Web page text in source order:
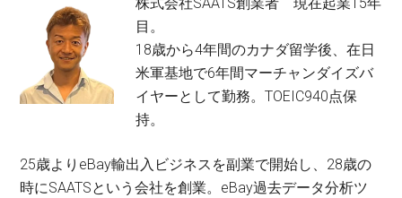
目。
18歳から4年間のカナダ留学後、在日
米軍基地で6年間マーチャンダイズバ
イヤーとして勤務。TOEIC940点保
持。
25歳よりeBay輸出入ビジネスを副業で開始し、28歳の
時にSAATSという会社を創業。eBay過去データ分析ツ